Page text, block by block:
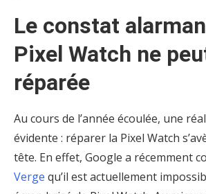
Le constat
Pixel Watch ne
réparée
Au cours de l’année écoulée, une
évidente : réparer la Pixel Watch
tête. En effet, Google a récemment
Verge qu’il est actuellement